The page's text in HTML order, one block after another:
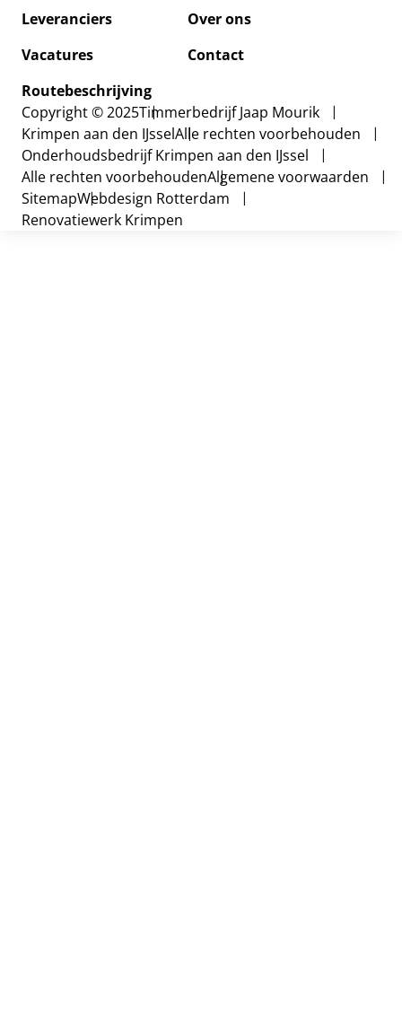
Over
Leveranciers
Over ons
Vacatures
Contact
Routebeschrijving
Copyright © 2025Timmerbedrijf Jaap Mourik
Krimpen aan den IJsselAlle rechten voorbehouden
Onderhoudsbedrijf Krimpen aan den IJssel
Alle rechten voorbehoudenAlgemene voorwaarden
SitemapWebdesign Rotterdam
Renovatiewerk Krimpen